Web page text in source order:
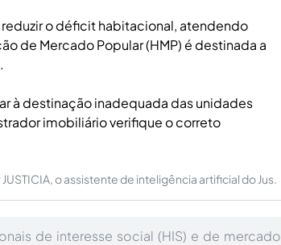
o déficit habitacional, atendendo
de Mercado Popular (HMP) é destinada a
à destinação inadequada das unidades
imobiliário verifique o correto
o assistente de inteligência artificial do Jus.
de interesse social (HIS) e de mercado